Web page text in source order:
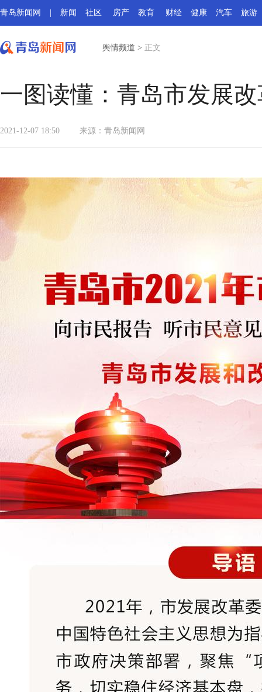
青岛新闻网 新闻 社区 房产 教育 财经 健康 汽车 旅游
舆情频道 > 正文
一图读懂：青岛市发展
2021-12-07 18:50 来源： 青岛新闻网